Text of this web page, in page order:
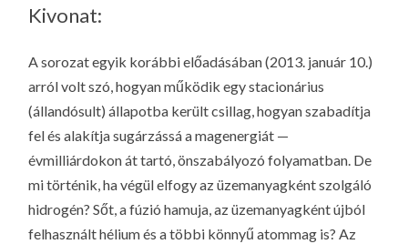
Kivonat:
A sorozat egyik korábbi előadásában (2013. január 10.)
arról volt szó, hogyan működik egy stacionárius
(állandósult) állapotba került csillag, hogyan szabadítja
fel és alakítja sugárzássá a magenergiát —
évmilliárdokon át tartó, önszabályozó folyamatban. De
mi történik, ha végül elfogy az üzemanyagként szolgáló
hidrogén? Sőt, a fúzió hamuja, az üzemanyagként újból
felhasznált hélium és a többi könnyű atommag is? Az